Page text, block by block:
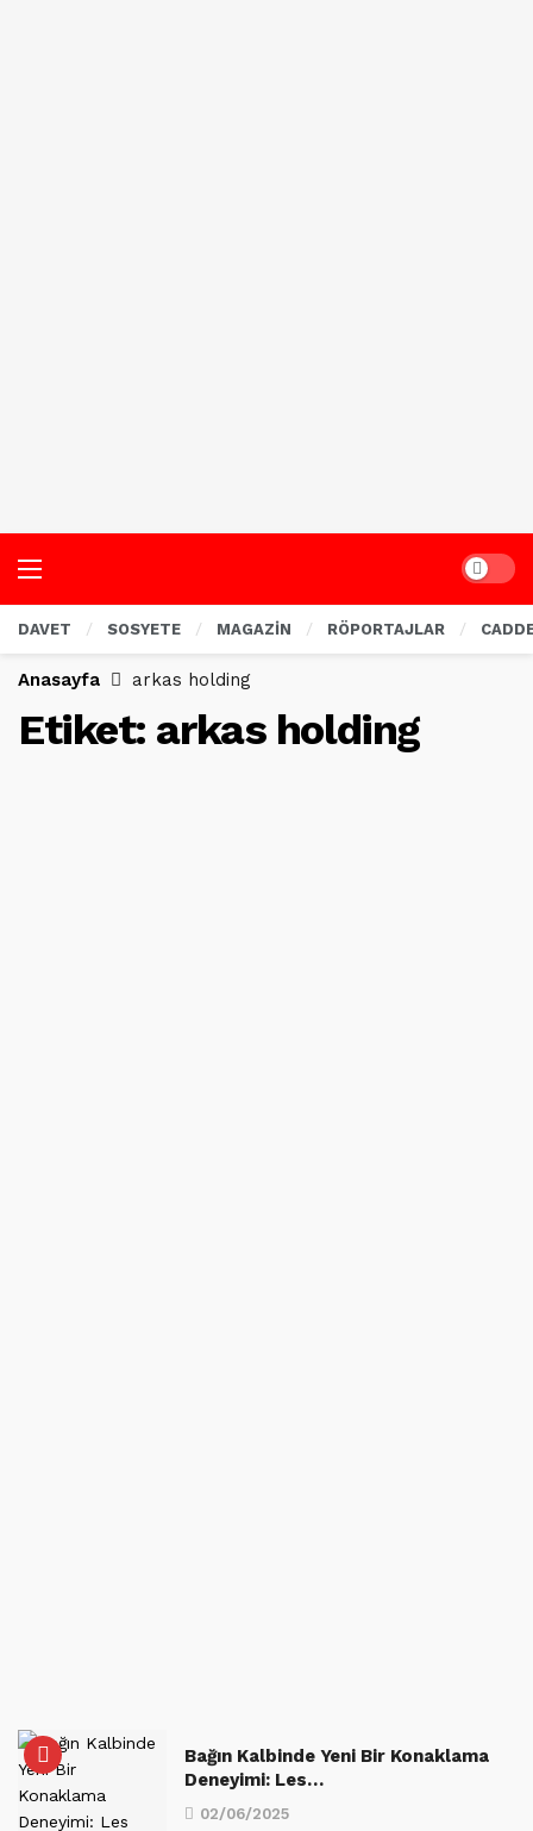
Dark
DAVET SOSYETE MAGAZİN RÖPORTAJLAR
Anasayfa arkas holding
Etiket: arkas holding
Bağın Kalbinde Yeni Bir Konaklama
Deneyimi: Les…
02/06/2025